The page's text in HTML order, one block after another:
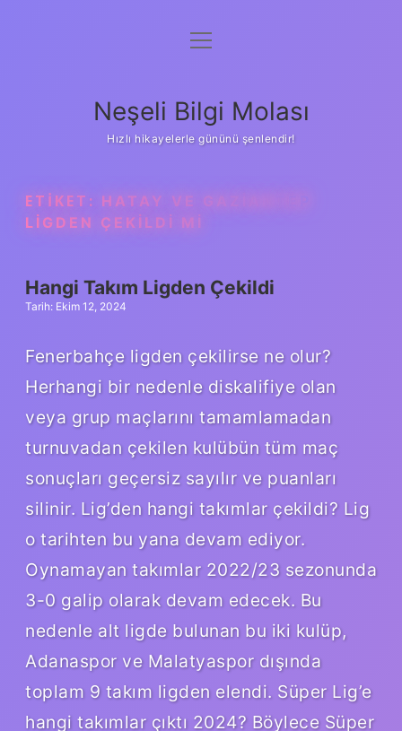
Anasayfa
Yasal Uyarı
menüyü
Neşeli Bilgi Molası
Hızlı hikayelerle gününü şenlendir!
ETIKET: HATAY VE GAZIANTEP
LIGDEN ÇEKILDI MI
Hangi Takım Ligden Çekildi
Tarih: Ekim 12, 2024
Fenerbahçe ligden çekilirse ne olur?
Herhangi bir nedenle diskalifiye olan
veya grup maçlarını tamamlamadan
turnuvadan çekilen kulübün tüm maç
sonuçları geçersiz sayılır ve puanları
silinir. Lig’den hangi takımlar çekildi? Lig
o tarihten bu yana devam ediyor.
Oynamayan takımlar 2022/23 sezonunda
3-0 galip olarak devam edecek. Bu
nedenle alt ligde bulunan bu iki kulüp,
Adanaspor ve Malatyaspor dışında
toplam 9 takım ligden elendi. Süper Lig’e
hangi takımlar çıktı 2024? Böylece Süper